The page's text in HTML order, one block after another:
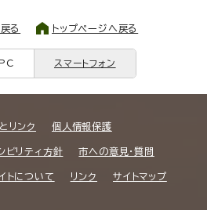
る トップページへ戻る
PC スマートフォン
リンク 個人情報保護
ビリティ方針 市への意見・質問
トについて リンク サイトマップ